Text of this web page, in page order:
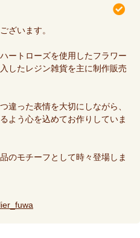
ざいます。
ートローズを使用したフラワー
したレジン雑貨を主に制作販売
違った表情を大切にしながら、
よう心を込めてお作りしていま
のモチーフとして時々登場しま